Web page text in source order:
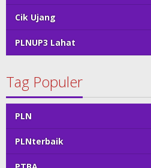
Cik Ujang
PLNUP3 Lahat
Tag Populer
PLN
PLNterbaik